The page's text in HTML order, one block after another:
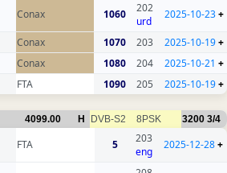
Conax 1060
202
urd
2025-10-23+
Conax 1070 203 2025-10-19+
Conax 1080 204 2025-10-21 +
FTA 1090 205 2025-10-19+
4099.00 H DVB-S2 8PSK 3200 3/4
FTA 5
203
eng
2025-12-28+